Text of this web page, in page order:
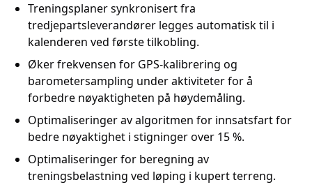
Treningsplaner synkronisert fra
tredjepartsleverandører legges automatisk til i
kalenderen ved første tilkobling.
Øker frekvensen for GPS-kalibrering og
barometersampling under aktiviteter for å
forbedre nøyaktigheten på høydemåling.
Optimaliseringer av algoritmen for innsatsfart for
bedre nøyaktighet i stigninger over 15 %.
Optimaliseringer for beregning av
treningsbelastning ved løping i kupert terreng.